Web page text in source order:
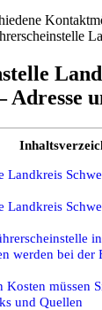
Adresse
Landkreis
Landkreis
werden bei der
müssen
und Quellen